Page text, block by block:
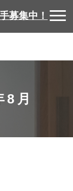
募集中！
月